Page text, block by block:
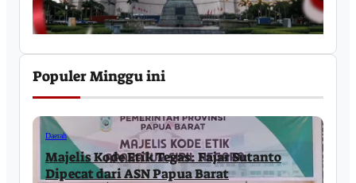
Populer Minggu ini
Daerah
Majelis Kode Etik Tegas: Fajar Sutanto
Dipecat dari ASN Papua Barat